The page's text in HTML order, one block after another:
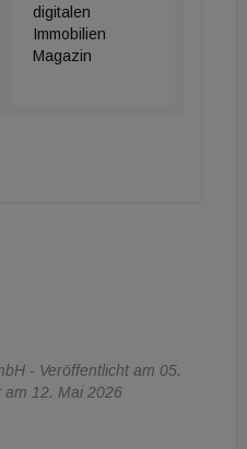
digitalen
Immobilien
Magazin
- Veröffentlicht am 05.
am 12. Mai 2026